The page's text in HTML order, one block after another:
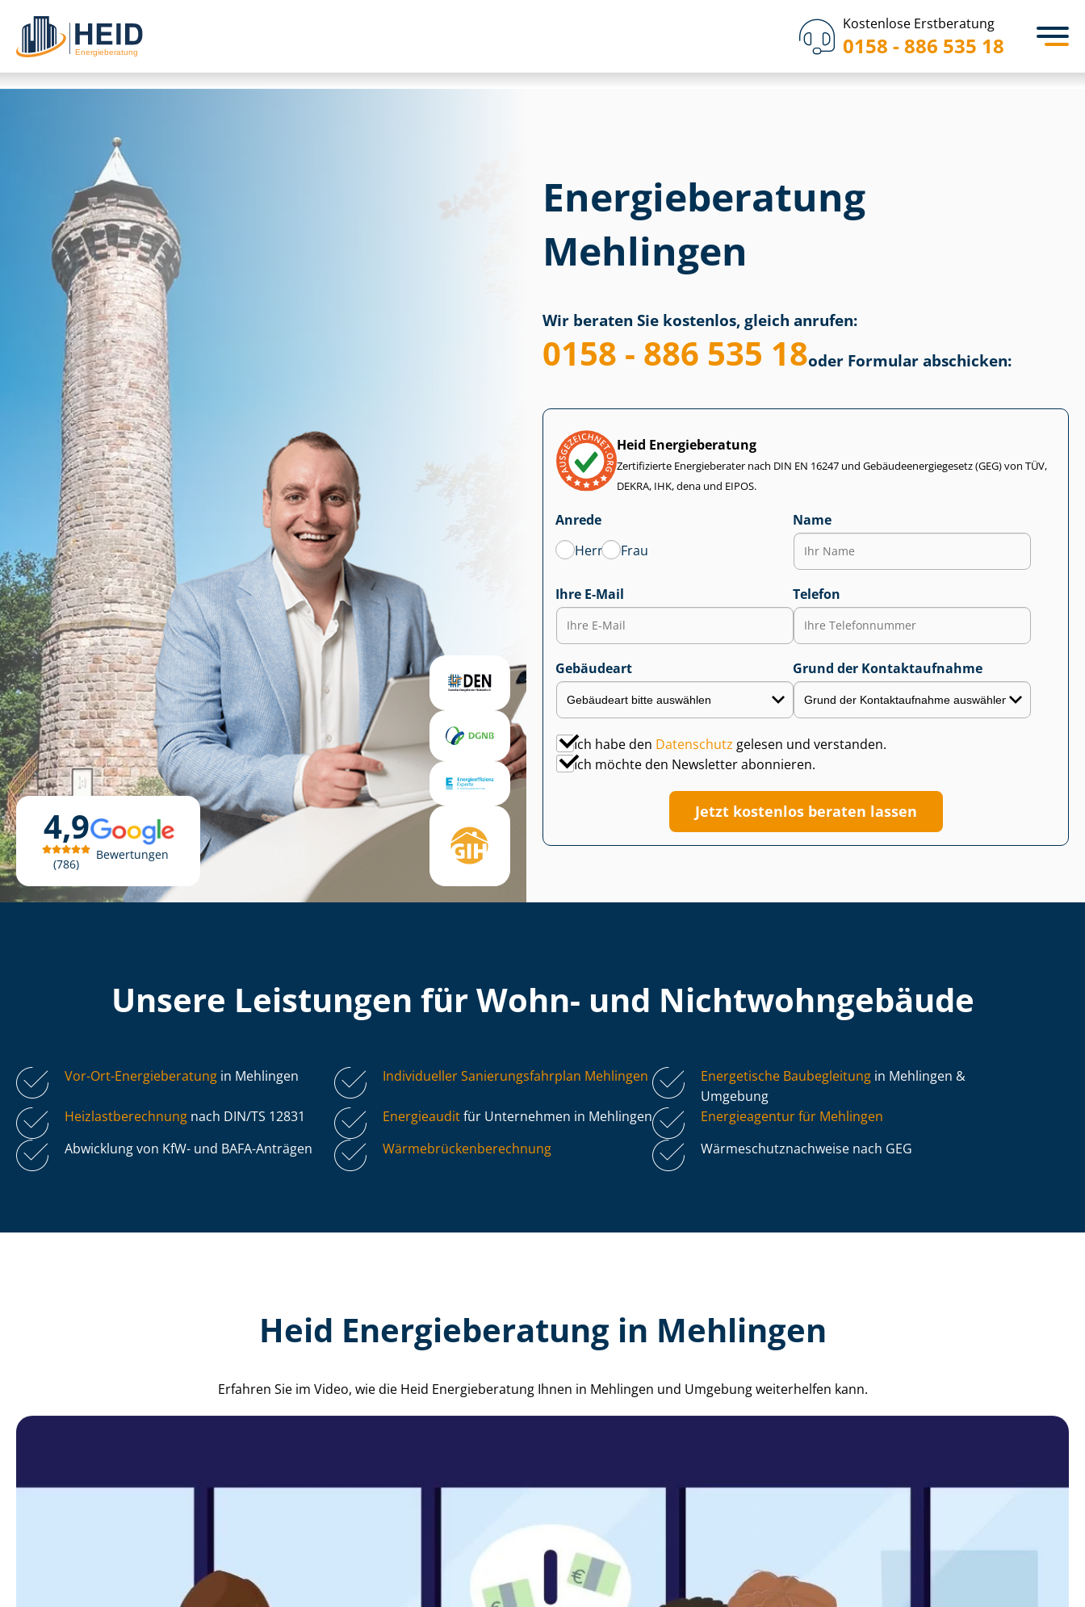
Kostenlose Erstberatung
0158 - 886 535 18
4,9
786
Bewertungen
Energieberatung
Mehlingen
Wir beraten Sie kostenlos, gleich anrufen:
0158 - 886 535 18oder Formular abschicken:
Heid Energieberatung
Zertifizierte Energieberater nach DIN EN 16247 und Ge­bäu­de­en­er­gie­ge­setz (GEG) von TÜV,
DEKRA, IHK, dena und EIPOS.
Anrede
Herr
Frau
Name
Ihre E-Mail Telefon
Gebäudeart Grund der Kontaktaufnahme
Ich habe den Datenschutz gelesen und verstanden.
Ich möchte den Newsletter abonnieren.
Jetzt kostenlos beraten lassen
Unsere Leistungen für Wohn- und Nicht­wohn­ge­bäu­de
Vor-Ort-Energieberatung in Mehlingen Individueller Sa­nie­rungs­fahr­plan Mehlingen Energetische Baubegleitung in Mehlingen &
Umgebung
Heiz­last­be­rech­nung nach DIN/TS 12831 Energieauditfür Unternehmen in Mehlingen
Energieagentur für Mehlingen
Abwicklung von KfW- und BAFA-Anträgen
Wär­me­brü­cken­be­rech­nung Wär­me­schutz­nach­wei­se nach GEG
Heid Energieberatung in Mehlingen
Erfahren Sie im Video, wie die Heid Energieberatung Ihnen in Mehlingen und Umgebung weiterhelfen kann.